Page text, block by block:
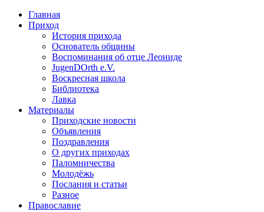
Главная
Приход
История прихода
Основатель общины
Воспоминания об отце Леониде
JugenDOrth e.V.
Воскресная школа
Библиотека
Лавка
Материалы
Приходские новости
Объявления
Поздравления
О других приходах
Паломничества
Молодёжь
Послания и статьи
Разное
Православие